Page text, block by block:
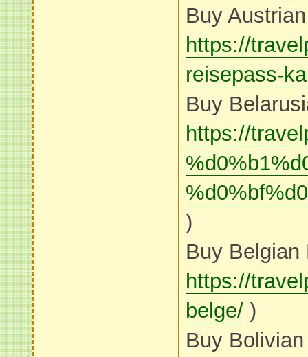
Buy
https://
reisepass-
Buy
https://
)
Buy Belgian
https://
belge/ )
Buy